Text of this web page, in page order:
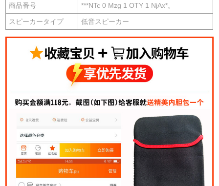
商品番号 ***NTc 0 Mzg 1 OTY 1 NjAx*。
スピーカータイプ 低音スピーカー